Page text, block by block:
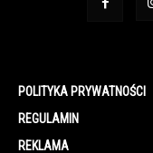
POLITYKA PRYWATNOŚCI
REGULAMIN
REKLAMA